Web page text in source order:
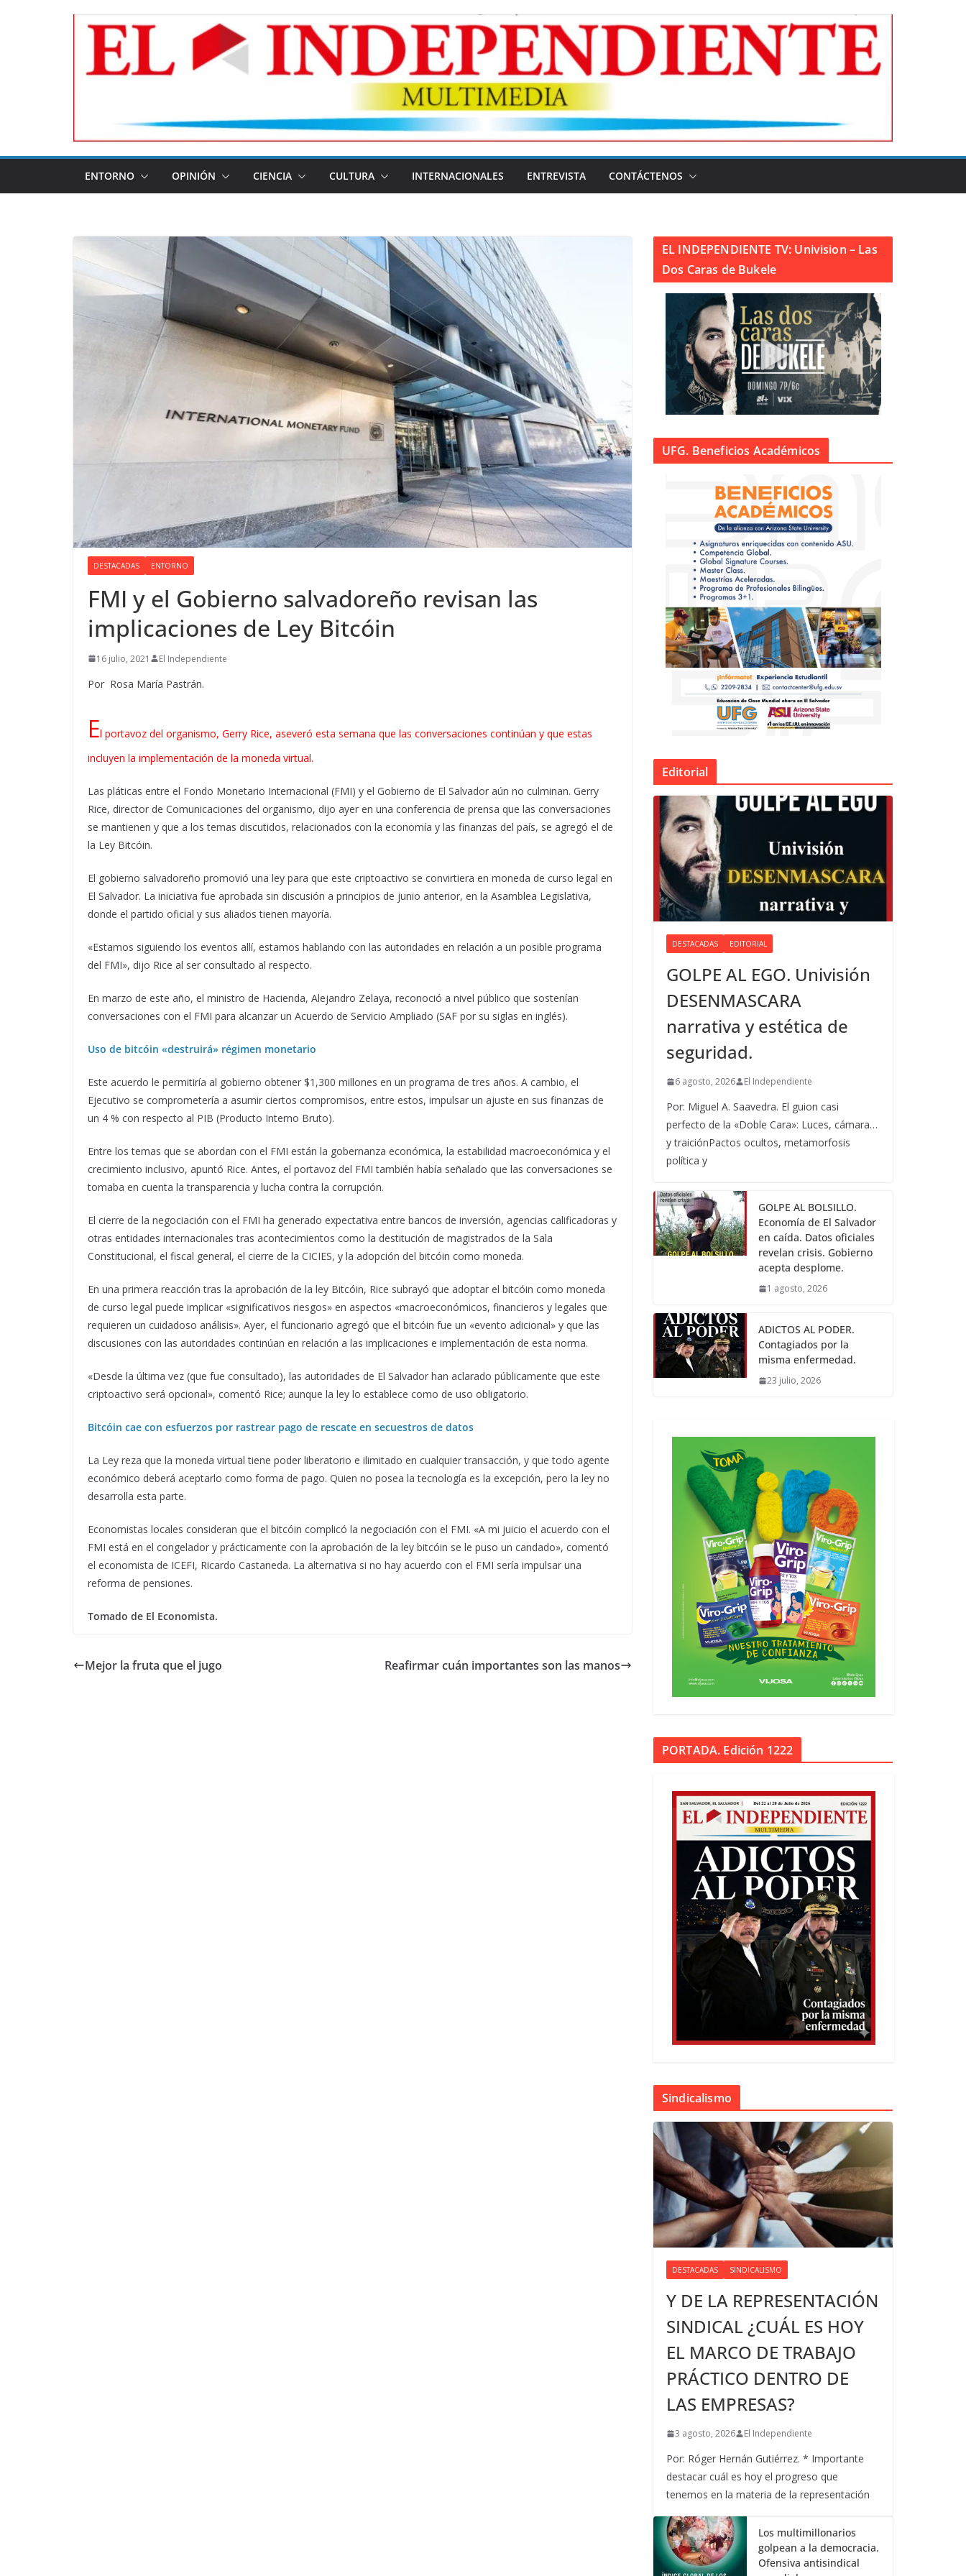
ENTORNO OPINIÓN CIENCIA CULTURA INTERNACIONALES ENTREVISTA CONTÁCTENOS
DESTACADAS ENTORNO
FMI y el Gobierno salvadoreño revisan las
implicaciones de Ley Bitcóin
16 julio, 2021 El Independiente
Por Rosa María Pastrán.
El portavoz del organismo, Gerry Rice, aseveró esta semana que las conversaciones continúan y que estas
incluyen la implementación de la moneda virtual.
Las pláticas entre el Fondo Monetario Internacional (FMI) y el Gobierno de El Salvador aún no culminan. Gerry
Rice, director de Comunicaciones del organismo, dijo ayer en una conferencia de prensa que las conversaciones
se mantienen y que a los temas discutidos, relacionados con la economía y las finanzas del país, se agregó el de
la Ley Bitcóin.
El gobierno salvadoreño promovió una ley para que este criptoactivo se convirtiera en moneda de curso legal en
El Salvador. La iniciativa fue aprobada sin discusión a principios de junio anterior, en la Asamblea Legislativa,
donde el partido oficial y sus aliados tienen mayoría.
«Estamos siguiendo los eventos allí, estamos hablando con las autoridades en relación a un posible programa
del FMI», dijo Rice al ser consultado al respecto.
En marzo de este año, el ministro de Hacienda, Alejandro Zelaya, reconoció a nivel público que sostenían
conversaciones con el FMI para alcanzar un Acuerdo de Servicio Ampliado (SAF por su siglas en inglés).
Uso de bitcóin «destruirá» régimen monetario
Este acuerdo le permitiría al gobierno obtener $1,300 millones en un programa de tres años. A cambio, el
Ejecutivo se comprometería a asumir ciertos compromisos, entre estos, impulsar un ajuste en sus finanzas de
un 4 % con respecto al PIB (Producto Interno Bruto).
Entre los temas que se abordan con el FMI están la gobernanza económica, la estabilidad macroeconómica y el
crecimiento inclusivo, apuntó Rice. Antes, el portavoz del FMI también había señalado que las conversaciones se
tomaba en cuenta la transparencia y lucha contra la corrupción.
El cierre de la negociación con el FMI ha generado expectativa entre bancos de inversión, agencias calificadoras y
otras entidades internacionales tras acontecimientos como la destitución de magistrados de la Sala
Constitucional, el fiscal general, el cierre de la CICIES, y la adopción del bitcóin como moneda.
En una primera reacción tras la aprobación de la ley Bitcóin, Rice subrayó que adoptar el bitcóin como moneda
de curso legal puede implicar «significativos riesgos» en aspectos «macroeconómicos, financieros y legales que
requieren un cuidadoso análisis». Ayer, el funcionario agregó que el bitcóin fue un «evento adicional» y que las
discusiones con las autoridades continúan en relación a las implicaciones e implementación de esta norma.
«Desde la última vez (que fue consultado), las autoridades de El Salvador han aclarado públicamente que este
criptoactivo será opcional», comentó Rice; aunque la ley lo establece como de uso obligatorio.
Bitcóin cae con esfuerzos por rastrear pago de rescate en secuestros de datos
La Ley reza que la moneda virtual tiene poder liberatorio e ilimitado en cualquier transacción, y que todo agente
económico deberá aceptarlo como forma de pago. Quien no posea la tecnología es la excepción, pero la ley no
desarrolla esta parte.
Economistas locales consideran que el bitcóin complicó la negociación con el FMI. «A mi juicio el acuerdo con el
FMI está en el congelador y prácticamente con la aprobación de la ley bitcóin se le puso un candado», comentó
el economista de ICEFI, Ricardo Castaneda. La alternativa si no hay acuerdo con el FMI sería impulsar una
reforma de pensiones.
Tomado de El Economista.
Mejor la fruta que el jugo Reafirmar cuán importantes son las manos
EL INDEPENDIENTE TV: Univision – Las
Dos Caras de Bukele
UFG. Beneficios Académicos
Editorial
DESTACADAS EDITORIAL
GOLPE AL EGO. Univisión
DESENMASCARA
narrativa y estética de
seguridad.
6 agosto, 2026 El Independiente
Por: Miguel A. Saavedra. El guion casi
perfecto de la «Doble Cara»: Luces, cámara…
y traiciónPactos ocultos, metamorfosis
política y
GOLPE AL BOLSILLO.
Economía de El Salvador
en caída. Datos oficiales
revelan crisis. Gobierno
acepta desplome.
1 agosto, 2026
ADICTOS AL PODER.
Contagiados por la
misma enfermedad.
23 julio, 2026
PORTADA. Edición 1222
Sindicalismo
DESTACADAS SINDICALISMO
Y DE LA REPRESENTACIÓN
SINDICAL ¿CUÁL ES HOY
EL MARCO DE TRABAJO
PRÁCTICO DENTRO DE
LAS EMPRESAS?
3 agosto, 2026 El Independiente
Por: Róger Hernán Gutiérrez. * Importante
destacar cuál es hoy el progreso que
tenemos en la materia de la representación
Los multimillonarios
golpean a la democracia.
Ofensiva antisindical